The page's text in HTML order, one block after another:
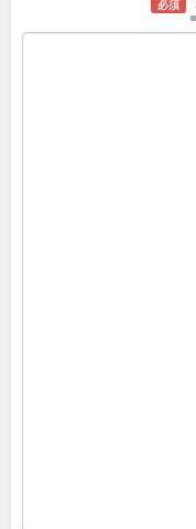
必須